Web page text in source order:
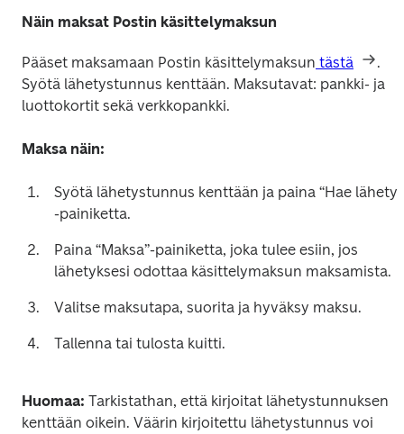
Näin maksat Postin käsittelymaksun
Pääset maksamaan Postin käsittelymaksun tästä
.
Syötä lähetystunnus kenttään. Maksutavat: pankki- ja
luottokortit sekä verkkopankki.
Maksa näin:
Syötä lähetystunnus kenttään ja paina “Hae
-painiketta.
Paina “Maksa”-painiketta, joka tulee esiin, jos
lähetyksesi odottaa käsittelymaksun maksamista.
Valitse maksutapa, suorita ja hyväksy maksu.
Tallenna tai tulosta kuitti.
Huomaa: Tarkistathan, että kirjoitat lähetystunnuksen
kenttään oikein. Väärin kirjoitettu lähetystunnus voi